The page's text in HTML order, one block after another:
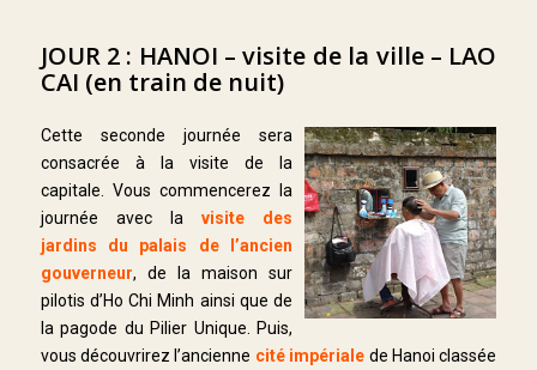
JOUR 2 : HANOI – visite de la ville – LAO
CAI (en train de nuit)
Cette seconde journée sera
consacrée à la visite de la
capitale. Vous commencerez la
journée avec lavisite des
jardins du palais de l’ancien
gouverneur, de la maison sur
pilotis d’Ho Chi Minh ainsi que de
la pagode du Pilier Unique. Puis,
vous découvrirez l’ancienne cité impériale de Hanoi classée